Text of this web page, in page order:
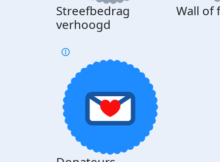
Streefbedrag
verhoogd
Wall of